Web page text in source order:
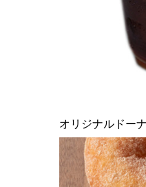
オリジナルドー